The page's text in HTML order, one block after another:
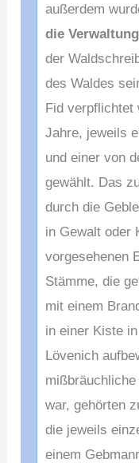
außerdem
die Verwaltung
der
des Waldes
Fid verpflichtet
Jahre, jeweils
und einer von
gewählt. Das
durch die
in Gewalt oder
vorgesehenen
Stämme, die
mit einem
in einer Kiste
Lövenich
war, gehörten
die jeweils
einem